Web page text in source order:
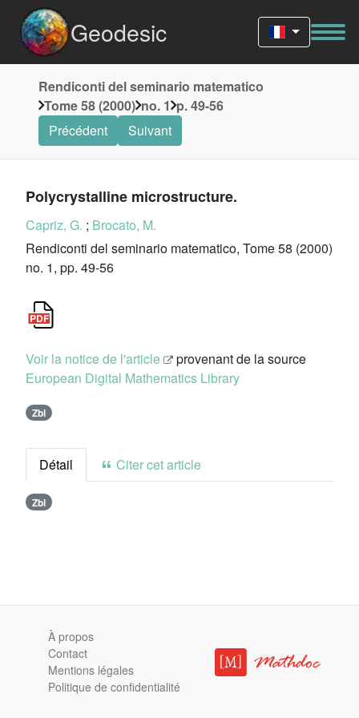
Geodesic
Rendiconti del seminario matematico
Tome 58 (2000) no. 1 p. 49-56
Précédent
Suivant
Polycrystalline microstructure.
Capriz, G. ; Brocato, M.
Rendiconti del seminario matematico, Tome 58 (2000)
no. 1, pp. 49-56
Voir la notice de l'article
provenant de la source
European Digital Mathematics Library
Zbl
Détail Citer cet article
Zbl
À propos
Contact
Mentions légales
Politique de confidentialité